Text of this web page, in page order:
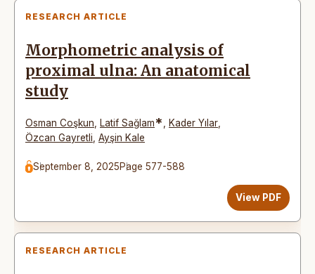
RESEARCH ARTICLE
Morphometric analysis of
proximal ulna: An anatomical
study
Osman Coşkun Latif Sağlam* Kader Yılar
Özcan Gayretli Ayşin Kale
September 8, 2025Page 577-588
View PDF
RESEARCH ARTICLE